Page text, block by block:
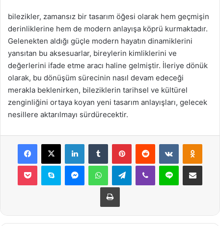
bilezikler, zamansız bir tasarım öğesi olarak hem geçmişin
derinliklerine hem de modern anlayışa köprü kurmaktadır.
Gelenekten aldığı güçle modern hayatın dinamiklerini
yansıtan bu aksesuarlar, bireylerin kimliklerini ve
değerlerini ifade etme aracı haline gelmiştir. İleriye dönük
olarak, bu dönüşüm sürecinin nasıl devam edeceği
merakla beklenirken, bileziklerin tarihsel ve kültürel
zenginliğini ortaya koyan yeni tasarım anlayışları, gelecek
nesillere aktarılmayı sürdürecektir.
Facebook
X LinkedInTumblr PinterestReddit VKontakte
Pocket Skype MessengerWhatsAppTelegramViber Line E-Posta ile
Yazdır